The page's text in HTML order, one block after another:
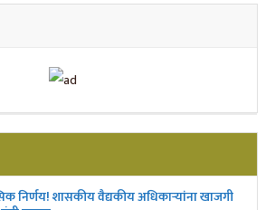
निर्णय! शासकीय वैद्यकीय अधिकाऱ्यांना खाजगी